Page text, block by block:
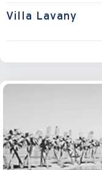
Villa Lavany